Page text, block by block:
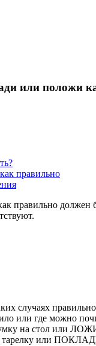
или положи
правильно
правильно должен
случаях
или где можно
на стол или ЛОЖИ
или ПОКЛАДИ